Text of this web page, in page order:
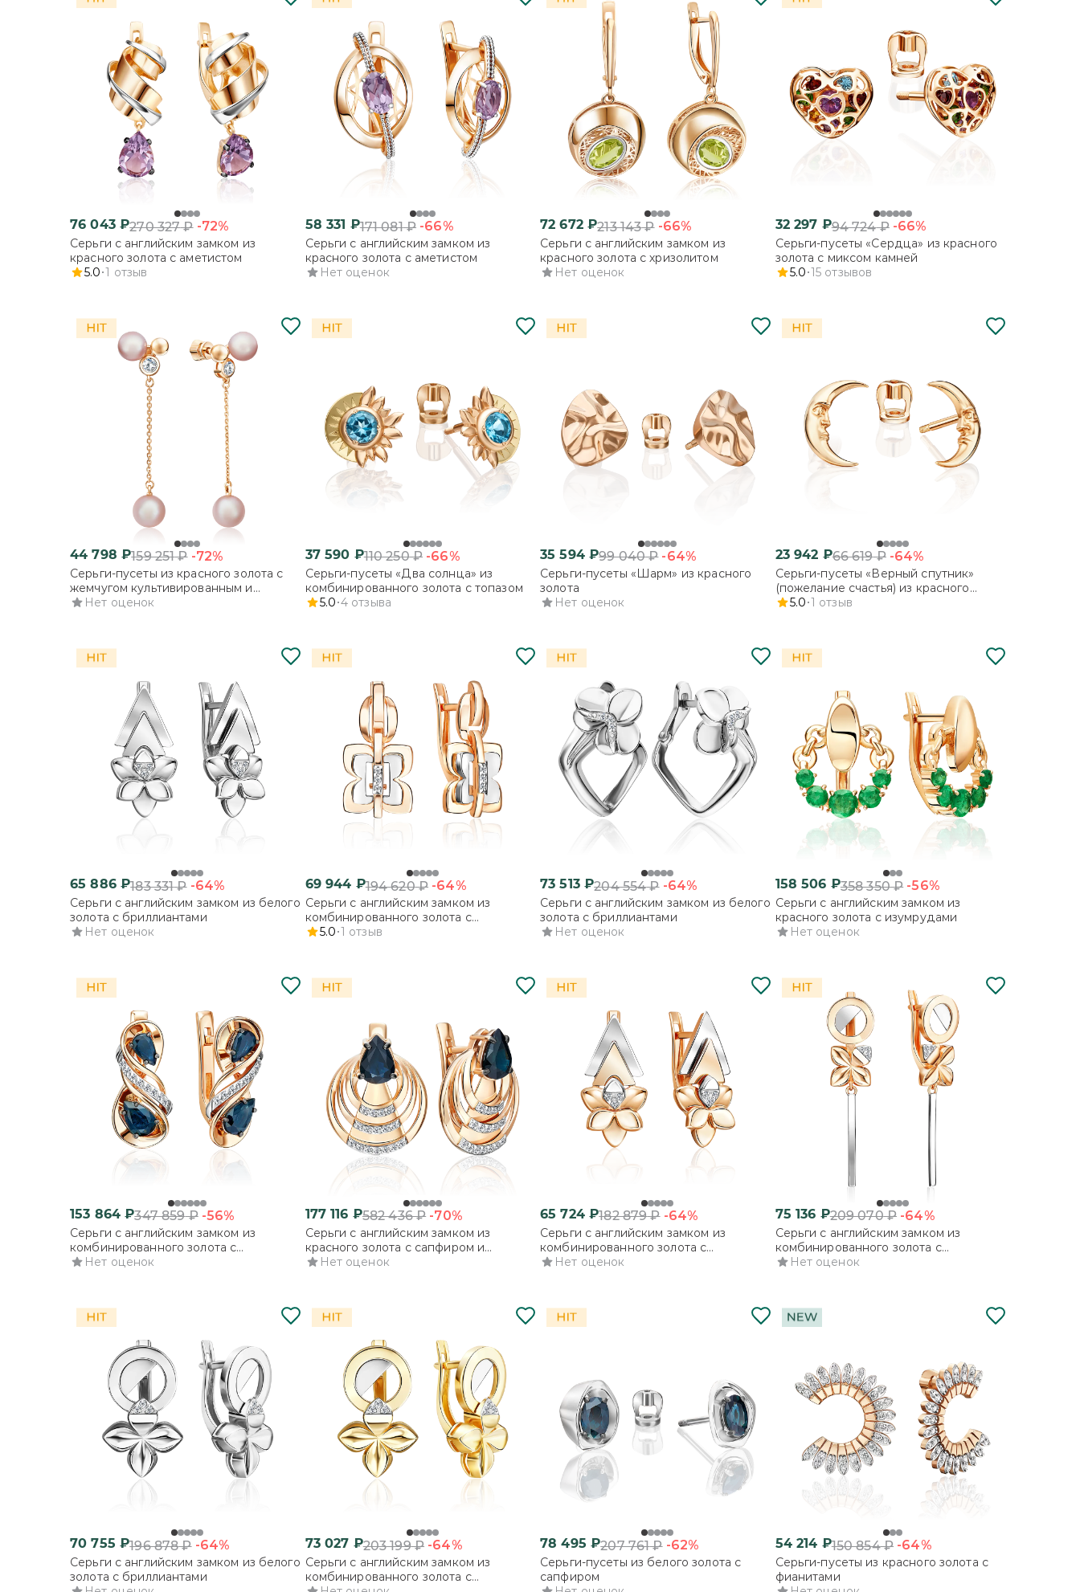
76 043₽270 327₽ -72%
Серьги с английским замком из
красного золота с аметистом
5.0 1 отзыв
58 331 ₽171 081₽ -66%
Серьги с английским замком из
красного золота с аметистом
Нет оценок
72 672₽213 143₽ -66%
Серьги с английским замком из
красного золота с хризолитом
Нет оценок
32 297 ₽94 724₽ -66%
Серьги-пусеты «Сердца» из красного
золота с миксом камней
5.0 15 отзывов
44 798 ₽159 251₽ -72%
Серьги-пусеты из красного золота с
жемчугом культивированным и
фианитом
Нет оценок
37 590 ₽110 250₽ -66%
Серьги-пусеты «Два солнца» из
комбинированного золота с топазом
5.0 4 отзыва
35 594₽99 040₽ -64%
Серьги-пусеты «Шарм» из красного
золота
Нет оценок
23 942 ₽66 619₽ -64%
Серьги-пусеты «Верный спутник»
(пожелание счастья) из красного
золота
5.0 1 отзыв
65 886₽183 331₽ -64%
Серьги с английским замком из белого
золота с бриллиантами
Нет оценок
69 944 ₽194 620₽ -64%
Серьги с английским замком из
комбинированного золота с
бриллиантами
5.0 1 отзыв
73 513₽204 554₽ -64%
Серьги с английским замком из белого
золота с бриллиантами
Нет оценок
158 506 ₽358 350₽ -56%
Серьги с английским замком из
красного золота с изумрудами
Нет оценок
153 864 ₽347 859₽ -56%
Серьги с английским замком из
комбинированного золота с
сапфирами и бриллиантами
Нет оценок
177 116 ₽582 436₽ -70%
Серьги с английским замком из
красного золота с сапфиром и
бриллиантами
Нет оценок
65 724₽182 879₽ -64%
Серьги с английским замком из
комбинированного золота с
бриллиантами
Нет оценок
75 136 ₽209 070₽ -64%
Серьги с английским замком из
комбинированного золота с
бриллиантами
Нет оценок
70 755 ₽196 878₽ -64%
Серьги с английским замком из белого
золота с бриллиантами
73 027 ₽203 199₽ -64%
Серьги с английским замком из
комбинированного золота с
78 495 ₽207 761₽ -62%
Серьги-пусеты из белого золота с
сапфиром
54 214 ₽150 854₽ -64%
Серьги-пусеты из красного золота с
фианитами